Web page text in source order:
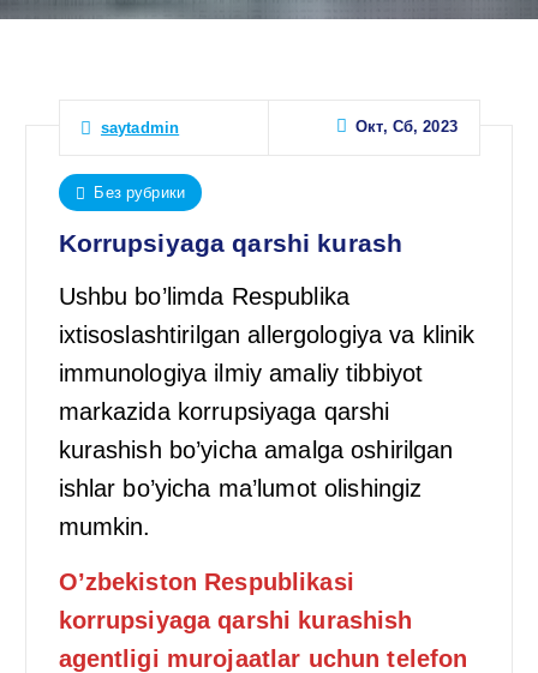
saytadmin Окт, Сб, 2023
Без рубрики
Korrupsiyaga qarshi kurash
Ushbu bo’limda Respublika
ixtisoslashtirilgan allergologiya va klinik
immunologiya ilmiy amaliy tibbiyot
markazida korrupsiyaga qarshi
kurashish bo’yicha amalga oshirilgan
ishlar bo’yicha ma’lumot olishingiz
mumkin.
O’zbekiston Respublikasi
korrupsiyaga qarshi kurashish
agentligi murojaatlar uchun telefon